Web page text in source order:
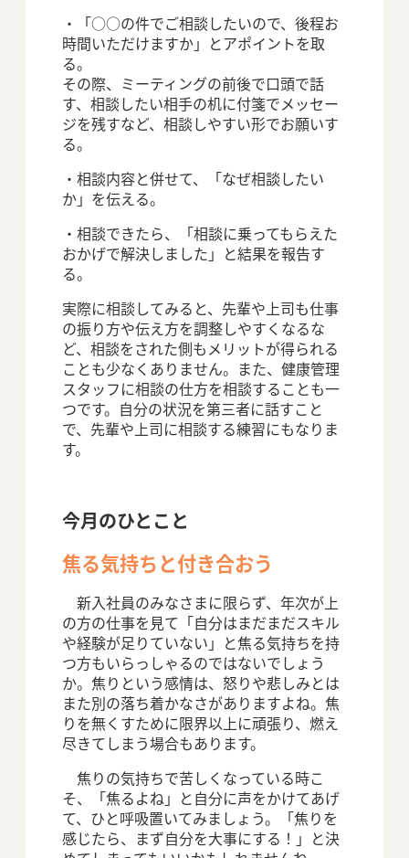
・「○○の件でご相談したいので、後程お
時間いただけますか」とアポイントを取
る。
その際、ミーティングの前後で口頭で話
す、相談したい相手の机に付箋でメッセー
ジを残すなど、相談しやすい形でお願いす
る。
・相談内容と併せて、「なぜ相談したい
か」を伝える。
・相談できたら、「相談に乗ってもらえた
おかげで解決しました」と結果を報告す
る。
実際に相談してみると、先輩や上司も仕事
の振り方や伝え方を調整しやすくなるな
ど、相談をされた側もメリットが得られる
ことも少なくありません。また、健康管理
スタッフに相談の仕方を相談することも一
つです。自分の状況を第三者に話すこと
で、先輩や上司に相談する練習にもなりま
す。
今月のひとこと
焦る気持ちと付き合おう
新入社員のみなさまに限らず、年次が上
の方の仕事を見て「自分はまだまだスキル
や経験が足りていない」と焦る気持ちを持
つ方もいらっしゃるのではないでしょう
か。焦りという感情は、怒りや悲しみとは
また別の落ち着かなさがありますよね。焦
りを無くすために限界以上に頑張り、燃え
尽きてしまう場合もあります。
焦りの気持ちで苦しくなっている時こ
そ、「焦るよね」と自分に声をかけてあげ
て、ひと呼吸置いてみましょう。「焦りを
感じたら、まず自分を大事にする！」と決